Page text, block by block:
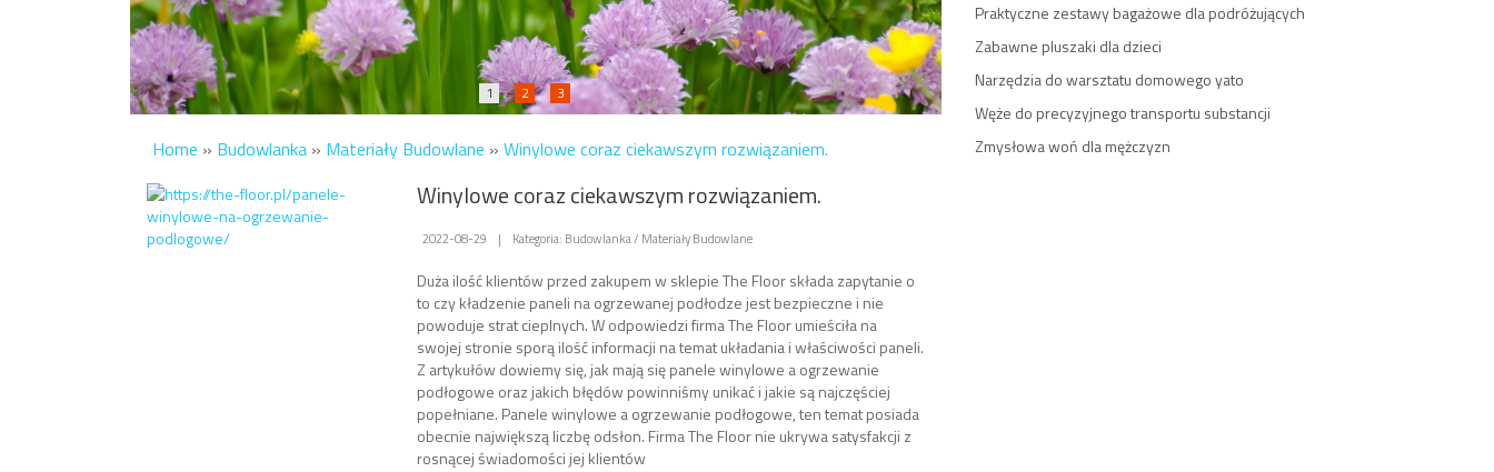
1 2 3
Home » Budowlanka » Materiały Budowlane » Winylowe coraz ciekawszym rozwiązaniem.
Winylowe coraz ciekawszym rozwiązaniem.
2022-08-29 | Kategoria: Budowlanka / Materiały Budowlane
Duża ilość klientów przed zakupem w sklepie The Floor składa zapytanie o
to czy kładzenie paneli na ogrzewanej podłodze jest bezpieczne i nie
powoduje strat cieplnych. W odpowiedzi firma The Floor umieściła na
swojej stronie sporą ilość informacji na temat układania i właściwości paneli.
Z artykułów dowiemy się, jak mają się panele winylowe a ogrzewanie
podłogowe oraz jakich błędów powinniśmy unikać i jakie są najczęściej
popełniane. Panele winylowe a ogrzewanie podłogowe, ten temat posiada
obecnie największą liczbę odsłon. Firma The Floor nie ukrywa satysfakcji z
rosnącej świadomości jej klientów
Praktyczne zestawy bagażowe dla podróżujących
Zabawne pluszaki dla dzieci
Narzędzia do warsztatu domowego yato
Węże do precyzyjnego transportu substancji
Zmysłowa woń dla mężczyzn